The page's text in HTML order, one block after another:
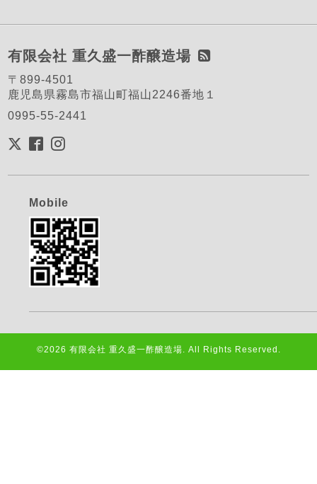
有限会社 重久盛一酢醸造場
〒899-4501
鹿児島県霧島市福山町福山2246番地１
0995-55-2441
Mobile
©2026 有限会社 重久盛一酢醸造場. All Rights Reserved.